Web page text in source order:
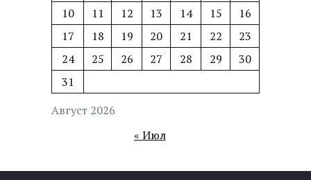
Август 2026
10
11 12 13 14 15
16
17
18 19 20 21 22
23
24
25 26 27 28 29
30
31
« Июл